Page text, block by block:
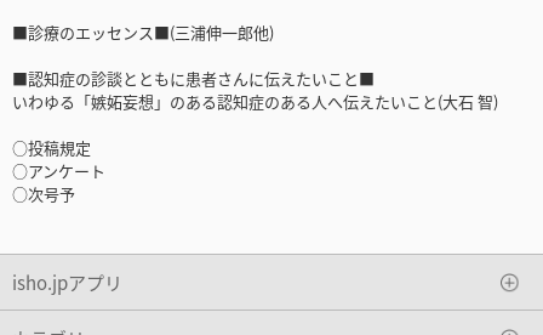
■診療のエッセンス■(三浦伸一郎他)
■認知症の診談とともに患者さんに伝えたいこと■
いわゆる「嫉妬妄想」のある認知症のある人へ伝えたいこと(大石 智)
○投稿規定
○アンケート
○次号予
isho.jpアプリ